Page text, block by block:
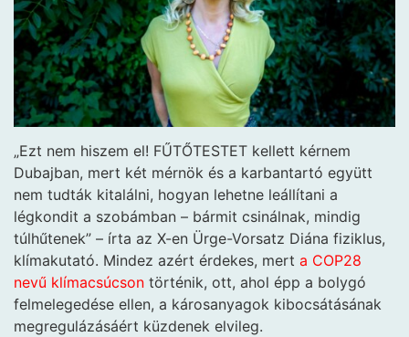
„Ezt nem hiszem el! FŰTŐTESTET kellett kérnem
Dubajban, mert két mérnök és a karbantartó együtt
nem tudták kitalálni, hogyan lehetne leállítani a
légkondit a szobámban – bármit csinálnak, mindig
túlhűtenek” – írta az X-en Ürge-Vorsatz Diána fiziklus,
klímakutató. Mindez azért érdekes, mert a COP28
nevű klímacsúcson történik, ott, ahol épp a bolygó
felmelegedése ellen, a károsanyagok kibocsátásának
megregulázásáért küzdenek elvileg.